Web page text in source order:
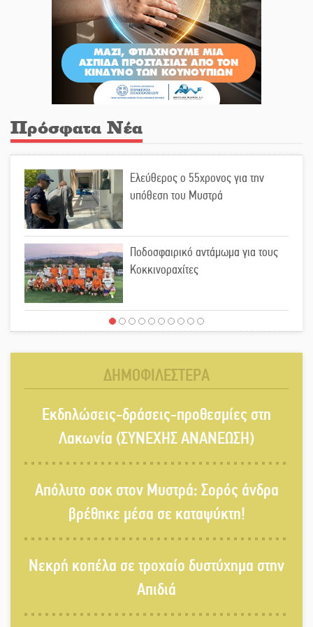
Πρόσφατα Νέα
Ελεύθερος ο 55χρονος για την
υπόθεση του Μυστρά
Ποδοσφαιρικό αντάμωμα για τους
Κοκκινοραχίτες
Μάχης συνέχεια των 310 για τη
Ελλάδας Beach Soccer ο Π.
Μαρτσούκος
τραγελαφικά των «κληρονόμων»
του: Νέες εικόνες φέρνουν στο φως
άγνωστες «δίνες» στην επιφάνειά
ΔΗΜΟΦΙΛΕΣΤΕΡΑ
Εκδηλώσεις-δράσεις-προθεσμίες στη
Λακωνία (ΣΥΝΕΧΗΣ ΑΝΑΝΕΩΣΗ)
Απόλυτο σοκ στον Μυστρά: Σορός άνδρα
βρέθηκε μέσα σε καταψύκτη!
Νεκρή κοπέλα σε τροχαίο δυστύχημα στην
Απιδιά